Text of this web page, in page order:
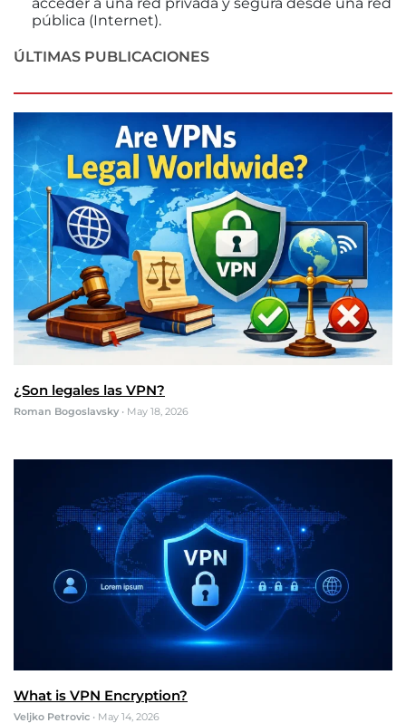
acceder a una red privada y segura desde una red
pública (Internet).
ÚLTIMAS PUBLICACIONES
¿Son legales las VPN?
Roman Bogoslavsky • May 18, 2026
What is VPN Encryption?
Veljko Petrovic • May 14, 2026